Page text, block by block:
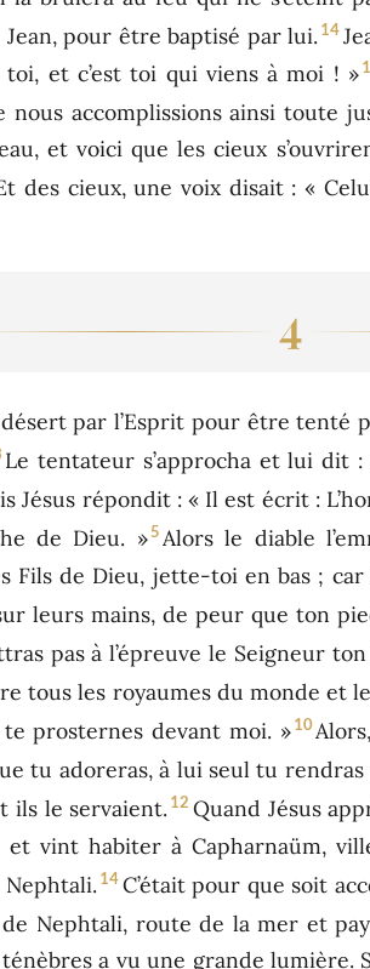
Jean, pour être baptisé par lui. 14
toi, et c’est toi qui viens à moi ! »
accomplissions ainsi toute
et voici que les cieux
des cieux, une voix disait : «
4
par l’Esprit pour être tenté
Le tentateur s’approcha et lui dit
Jésus répondit : « Il est écrit :
de Dieu. »5 Alors le diable
Fils de Dieu, jette-toi en bas ;
leurs mains, de peur que ton
pas à l’épreuve le Seigneur
tous les royaumes du monde et
prosternes devant moi. » 10
tu adoreras, à lui seul tu
ils le servaient. 12 Quand Jésus
vint habiter à Capharnaüm,
14C’était pour que soit
Nephtali, route de la mer et
a vu une grande lumière.